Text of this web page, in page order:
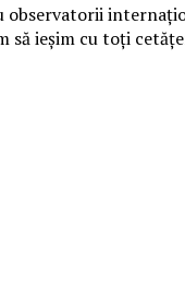
ieşim cu toţi